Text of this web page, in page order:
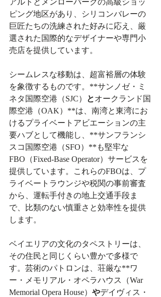
アルトとメンローパークの高級ショッ
ピング地区があり、シリコンバレーの
巨匠たちの洗練された好みに応え、厳
選された国際的なデザイナーや専門小
売店を提供しています。
シームレスな移動は、超富裕層の体験
を象徴するものです。**サンノゼ・ミ
ネタ国際空港（SJC）
とオークランド国
際空港（OAK）**は、南湾と東湾にお
けるプライベートアビエーションの主
要ハブとして機能し、**サンフランシ
スコ国際空港（SFO）**も堅牢な
FBO（Fixed-Base Operator）サービスを
提供しています。これらのFBOは、プ
ライベートラウンジや税関の事前審査
から、運転手付きの地上交通手段ま
で、比類のない慎重さと効率性を提供
します。
ベイエリアの文化のタペストリーは、
その住民と同じくらい豊かで多様で
す。芸術のパトロンは、荘厳な**ワ
ー・メモリアル・オペラハウス（War
Memorial Opera House） やデイヴィス・